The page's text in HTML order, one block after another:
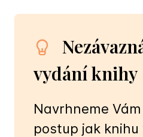
vydání knihy
Navrhneme
postup jak knihu